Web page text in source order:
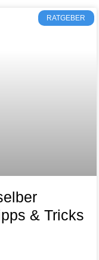
RATGEBER
& Tricks